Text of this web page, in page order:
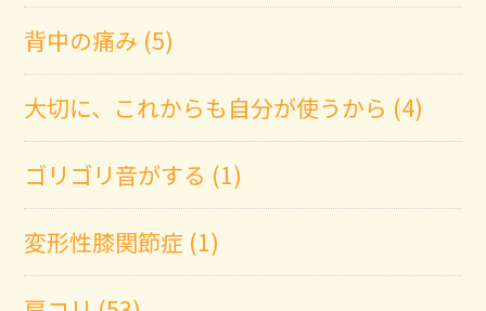
背中の痛み (5)
大切に、これからも自分が使うから (4)
ゴリゴリ音がする (1)
変形性膝関節症 (1)